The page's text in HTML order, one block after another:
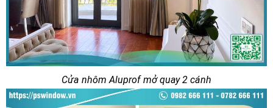
Cửa nhôm Aluprof mở quay 2 cánh